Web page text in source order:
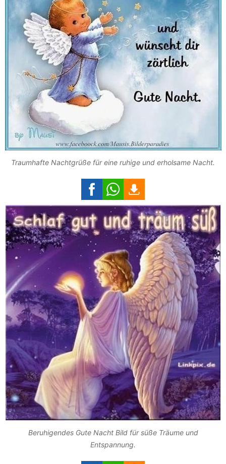
Traumhafte Nachtgrüße für eine ruhige und erholsame Nacht.
Beruhigendes Gute Nacht Bild für süße Träume und
Entspannung.